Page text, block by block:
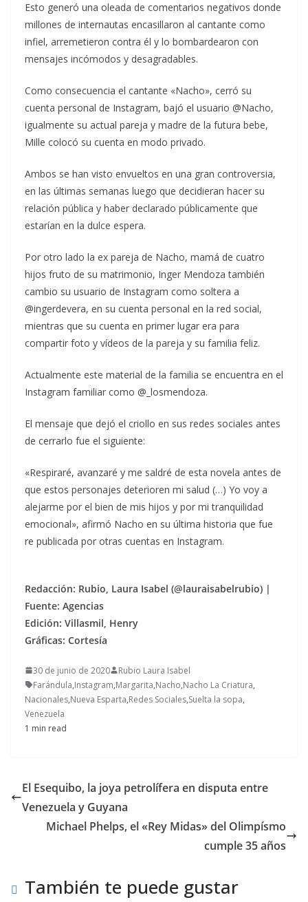
Esto generó una oleada de comentarios negativos donde
millones de internautas encasillaron al cantante como
infiel, arremetieron contra él y lo bombardearon con
mensajes incómodos y desagradables.
Como consecuencia el cantante «Nacho», cerró su
cuenta personal de Instagram, bajó el usuario @Nacho,
igualmente su actual pareja y madre de la futura bebe,
Mille colocó su cuenta en modo privado.
Ambos se han visto envueltos en una gran controversia,
en las últimas semanas luego que decidieran hacer su
relación pública y haber declarado públicamente que
estarían en la dulce espera.
Por otro lado la ex pareja de Nacho, mamá de cuatro
hijos fruto de su matrimonio, Inger Mendoza también
cambio su usuario de Instagram como soltera a
@ingerdevera, en su cuenta personal en la red social,
mientras que su cuenta en primer lugar era para
compartir foto y vídeos de la pareja y su familia feliz.
Actualmente este material de la familia se encuentra en el
Instagram familiar como @_losmendoza.
El mensaje que dejó el criollo en sus redes sociales antes
de cerrarlo fue el siguiente:
«Respiraré, avanzaré y me saldré de esta novela antes de
que estos personajes deterioren mi salud (…) Yo voy a
alejarme por el bien de mis hijos y por mi tranquilidad
emocional», afirmó Nacho en su última historia que fue
re publicada por otras cuentas en Instagram.
Redacción: Rubio, Laura Isabel (@lauraisabelrubio) |
Fuente: Agencias
Edición: Villasmil, Henry
Gráficas: Cortesía
30 de junio de 2020
Rubio Laura Isabel
Farándula,Instagram,Margarita,Nacho,Nacho La Criatura,
Nacionales,Nueva Esparta,Redes Sociales,Suelta la sopa,
Venezuela
1 min read
El Esequibo, la joya petrolífera en disputa entre
Venezuela y Guyana
Michael Phelps, el «Rey Midas» del Olimpísmo
cumple 35 años
También te puede gustar